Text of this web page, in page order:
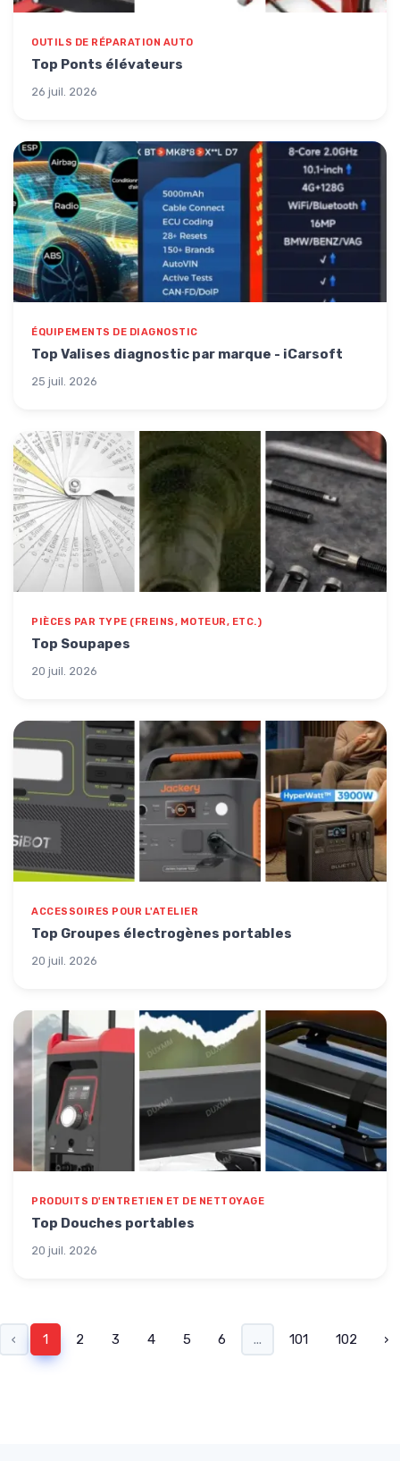
OUTILS DE RÉPARATION AUTO
Top Ponts élévateurs
26 juil. 2026
ÉQUIPEMENTS DE DIAGNOSTIC
Top Valises diagnostic par marque - iCarsoft
25 juil. 2026
PIÈCES PAR TYPE (FREINS, MOTEUR, ETC.)
Top Soupapes
20 juil. 2026
ACCESSOIRES POUR L'ATELIER
Top Groupes électrogènes portables
20 juil. 2026
PRODUITS D'ENTRETIEN ET DE NETTOYAGE
Top Douches portables
20 juil. 2026
‹ 1 2 3 4 5 6 ... 101 102 ›